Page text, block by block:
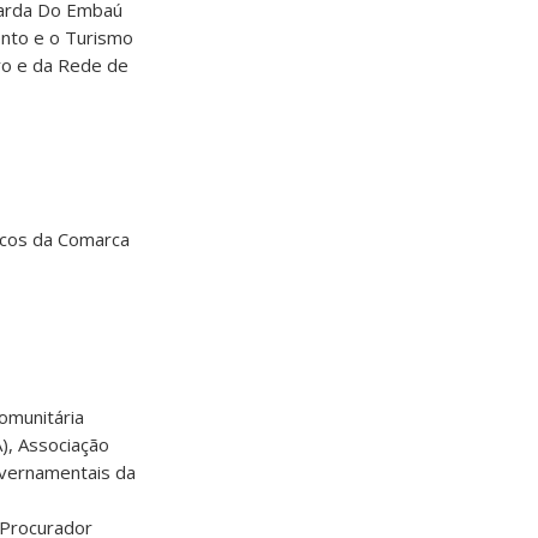
Do Embaú
e o Turismo
e da Rede de
da Comarca
Associação
da